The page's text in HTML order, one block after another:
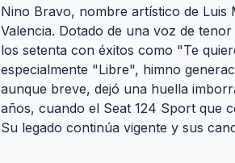
Nino Bravo, nombre artístico de Luis
Valencia. Dotado de una voz de
los setenta con éxitos como "Te
especialmente "Libre", himno
aunque breve, dejó una huella
años, cuando el Seat 124 Sport que
Su legado continúa vigente y sus